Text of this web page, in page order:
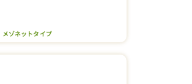
メゾネットタイプ